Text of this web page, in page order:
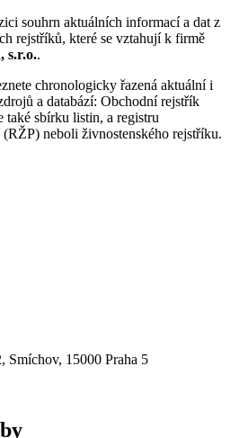
souhrn aktuálních informací a dat z
rejstříků, které se vztahují k firmě
s.r.o..
chronologicky řazená aktuální i
a databází: Obchodní rejstřík
také sbírku listin, a registru
neboli živnostenského rejstříku.
Smíchov, 15000 Praha 5